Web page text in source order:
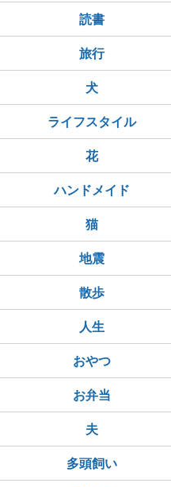
読書
旅行
犬
ライフスタイル
花
ハンドメイド
猫
地震
散歩
人生
おやつ
お弁当
夫
多頭飼い